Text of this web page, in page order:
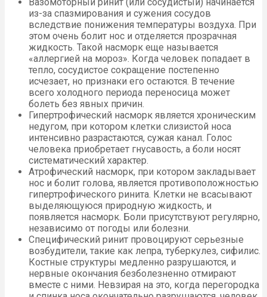
из-за спазмирования и сужения сосудов
вследствие понижения температуры воздуха. При
этом очень болит нос и отделяется прозрачная
жидкость. Такой насморк еще называется
«аллергией на мороз». Когда человек попадает в
тепло, сосудистое сокращение постепенно
исчезает, но признаки его остаются. В течение
всего холодного периода переносица может
болеть без явных причин.
Гипертрофический насморк является хроническим
недугом, при котором клетки слизистой носа
интенсивно разрастаются, сужая канал. Голос
человека приобретает гнусавость, а боли носят
систематический характер.
Атрофический насморк, при котором закладывает
нос и болит голова, является противоположностью
гипертрофического ринита. Клетки не всасывают
выделяющуюся природную жидкость, и
появляется насморк. Боли присутствуют регулярно,
независимо от погоды или болезни.
Специфический ринит провоцируют серьезные
возбудители, такие как лепра, туберкулез, сифилис.
Костные структуры медленно разрушаются, и
нервные окончания безболезненно отмирают
вместе с ними. Невзирая на это, когда перегородка